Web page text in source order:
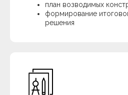
план возводимых
формирование
решения